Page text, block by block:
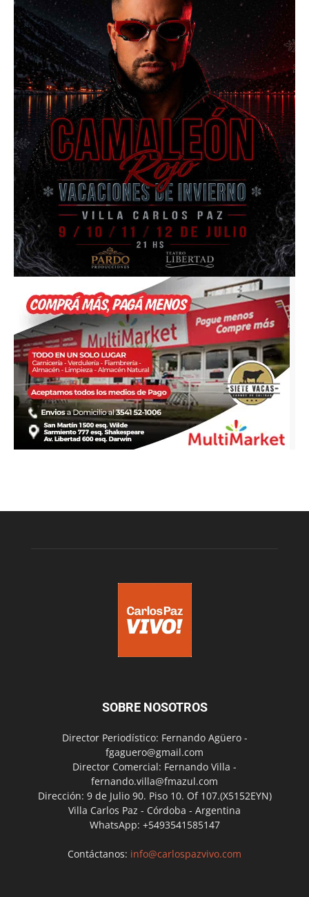
SOBRE NOSOTROS
Director Periodístico: Fernando Agüero -
fgaguero@gmail.com
Director Comercial: Fernando Villa -
fernando.villa@fmazul.com
Dirección: 9 de Julio 90. Piso 10. Of 107.(X5152EYN)
Villa Carlos Paz - Córdoba - Argentina
WhatsApp: +5493541585147
Contáctanos: info@carlospazvivo.com